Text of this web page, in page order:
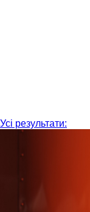
Усі результати: